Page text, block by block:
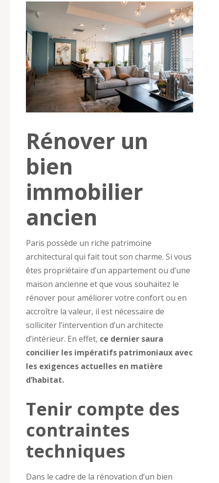
Rénover un
bien
immobilier
ancien
Paris possède un riche patrimoine
architectural qui fait tout son charme. Si vous
êtes propriétaire d’un appartement ou d’une
maison ancienne et que vous souhaitez le
rénover pour améliorer votre confort ou en
accroître la valeur, il est nécessaire de
solliciter l’intervention d’un architecte
d’intérieur. En effet, ce dernier saura
concilier les impératifs patrimoniaux avec
les exigences actuelles en matière
d’habitat.
Tenir compte des
contraintes
techniques
Dans le cadre de la rénovation d’un bien